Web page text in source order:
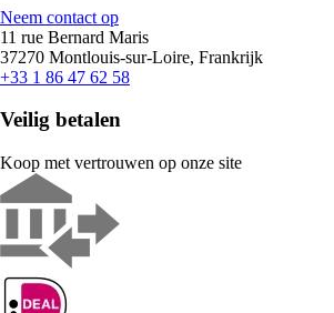
Neem contact op
11 rue Bernard Maris
37270 Montlouis-sur-Loire, Frankrijk
+33 1 86 47 62 58
Veilig betalen
Koop met vertrouwen op onze site